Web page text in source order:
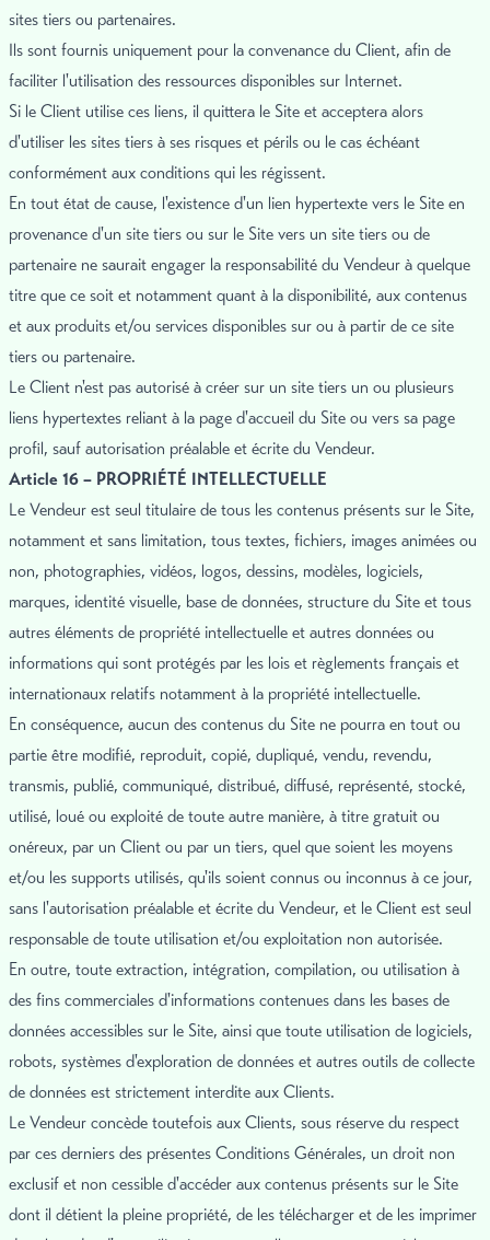
sites tiers ou partenaires.
Ils sont fournis uniquement pour la convenance du Client, afin de
faciliter l'utilisation des ressources disponibles sur Internet.
Si le Client utilise ces liens, il quittera le Site et acceptera alors
d'utiliser les sites tiers à ses risques et périls ou le cas échéant
conformément aux conditions qui les régissent.
En tout état de cause, l'existence d'un lien hypertexte vers le Site en
provenance d'un site tiers ou sur le Site vers un site tiers ou de
partenaire ne saurait engager la responsabilité du Vendeur à quelque
titre que ce soit et notamment quant à la disponibilité, aux contenus
et aux produits et/ou services disponibles sur ou à partir de ce site
tiers ou partenaire.
Le Client n'est pas autorisé à créer sur un site tiers un ou plusieurs
liens hypertextes reliant à la page d'accueil du Site ou vers sa page
profil, sauf autorisation préalable et écrite du Vendeur.
Article 16 – PROPRIÉTÉ INTELLECTUELLE
Le Vendeur est seul titulaire de tous les contenus présents sur le Site,
notamment et sans limitation, tous textes, fichiers, images animées ou
non, photographies, vidéos, logos, dessins, modèles, logiciels,
marques, identité visuelle, base de données, structure du Site et tous
autres éléments de propriété intellectuelle et autres données ou
informations qui sont protégés par les lois et règlements français et
internationaux relatifs notamment à la propriété intellectuelle.
En conséquence, aucun des contenus du Site ne pourra en tout ou
partie être modifié, reproduit, copié, dupliqué, vendu, revendu,
transmis, publié, communiqué, distribué, diffusé, représenté, stocké,
utilisé, loué ou exploité de toute autre manière, à titre gratuit ou
onéreux, par un Client ou par un tiers, quel que soient les moyens
et/ou les supports utilisés, qu'ils soient connus ou inconnus à ce jour,
sans l'autorisation préalable et écrite du Vendeur, et le Client est seul
responsable de toute utilisation et/ou exploitation non autorisée.
En outre, toute extraction, intégration, compilation, ou utilisation à
des fins commerciales d'informations contenues dans les bases de
données accessibles sur le Site, ainsi que toute utilisation de logiciels,
robots, systèmes d'exploration de données et autres outils de collecte
de données est strictement interdite aux Clients.
Le Vendeur concède toutefois aux Clients, sous réserve du respect
par ces derniers des présentes Conditions Générales, un droit non
exclusif et non cessible d'accéder aux contenus présents sur le Site
dont il détient la pleine propriété, de les télécharger et de les imprimer